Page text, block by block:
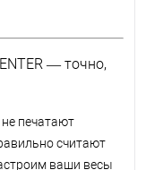
— точно,
печатают
считают
ваши весы